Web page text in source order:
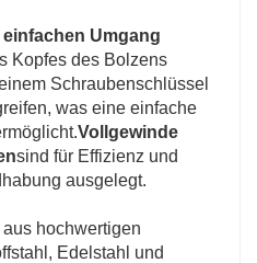
Umgang
Kopfes des Bolzens
Schraubenschlüssel
was eine einfache
Vollgewinde
sind für Effizienz und
ausgelegt.
hochwertigen
Edelstahl und